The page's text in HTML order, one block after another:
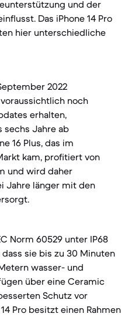
und der
Das iPhone 14 Pro
hier unterschiedliche
2022
noch
erhalten,
Jahre ab
16 Plus, das im
kam, profitiert von
und wird daher
Jahre länger mit den
Norm 60529 unter IP68
sie bis zu 30 Minuten
wasser- und
über eine Ceramic
Schutz vor
Pro besitzt einen Rahmen